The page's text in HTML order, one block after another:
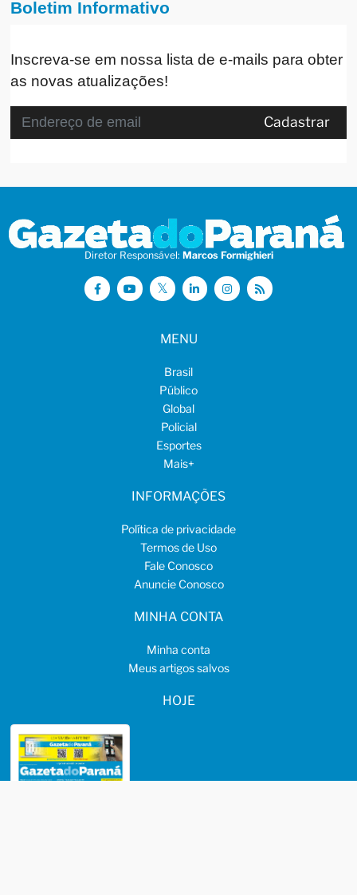
Boletim Informativo
Inscreva-se em nossa lista de e-mails para obter
as novas atualizações!
Cadastrar
Diretor Responsável: Marcos Formighieri
MENU
Brasil
Público
Global
Policial
Esportes
Mais+
INFORMAÇÕES
Política de privacidade
Termos de Uso
Fale Conosco
Anuncie Conosco
MINHA CONTA
Minha conta
Meus artigos salvos
HOJE